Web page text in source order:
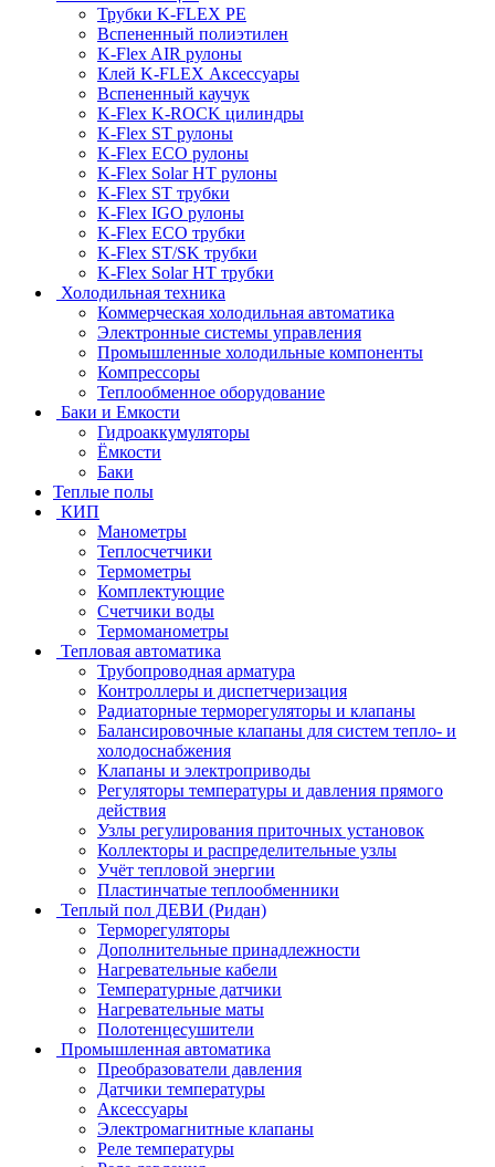
Трубки K-FLEX PE
Вспененный полиэтилен
K-Flex AIR рулоны
Клей K-FLEX Аксессуары
Вспененный каучук
K-Flex K-ROCK цилиндры
K-Flex ST рулоны
K-Flex ECO рулоны
K-Flex Solar HT рулоны
K-Flex ST трубки
K-Flex IGO рулоны
K-Flex ECO трубки
K-Flex ST/SK трубки
K-Flex Solar HT трубки
Холодильная техника
Коммерческая холодильная автоматика
Электронные системы управления
Промышленные холодильные компоненты
Компрессоры
Теплообменное оборудование
Баки и Емкости
Гидроаккумуляторы
Ёмкости
Баки
Теплые полы
КИП
Манометры
Теплосчетчики
Термометры
Комплектующие
Счетчики воды
Термоманометры
Тепловая автоматика
Трубопроводная арматура
Контроллеры и диспетчеризация
Радиаторные терморегуляторы и клапаны
Балансировочные клапаны для систем тепло- и
холодоснабжения
Клапаны и электроприводы
Регуляторы температуры и давления прямого
действия
Узлы регулирования приточных установок
Коллекторы и распределительные узлы
Учёт тепловой энергии
Пластинчатые теплообменники
Теплый пол ДЕВИ (Ридан)
Терморегуляторы
Дополнительные принадлежности
Нагревательные кабели
Температурные датчики
Нагревательные маты
Полотенцесушители
Промышленная автоматика
Преобразователи давления
Датчики температуры
Аксессуары
Электромагнитные клапаны
Реле температуры